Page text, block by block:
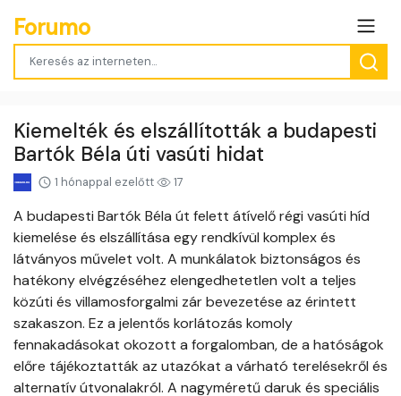
Forumo
Kiemelték és elszállították a budapesti
Bartók Béla úti vasúti hidat
1 hónappal ezelőtt 17
A budapesti Bartók Béla út felett átívelő régi vasúti híd
kiemelése és elszállítása egy rendkívül komplex és
látványos művelet volt. A munkálatok biztonságos és
hatékony elvégzéséhez elengedhetetlen volt a teljes
közúti és villamosforgalmi zár bevezetése az érintett
szakaszon. Ez a jelentős korlátozás komoly
fennakadásokat okozott a forgalomban, de a hatóságok
előre tájékoztatták az utazókat a várható terelésekről és
alternatív útvonalakról. A nagyméretű daruk és speciális